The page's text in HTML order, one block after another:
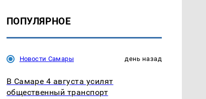
ПОПУЛЯРНОЕ
Новости Самары день назад
В Самаре 4 августа усилят
общественный транспорт